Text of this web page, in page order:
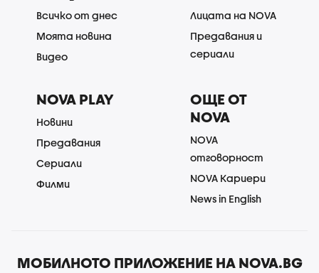
Всичко от днес
Моята новина
Видео
Лицата на NOVA
Предавания и
сериали
NOVA PLAY
Новини
Предавания
Сериали
Филми
ОЩЕ ОТ
NOVA
NOVA
отговорност
NOVA Кариери
News in English
МОБИЛНОТО ПРИЛОЖЕНИЕ НА NOVA.BG